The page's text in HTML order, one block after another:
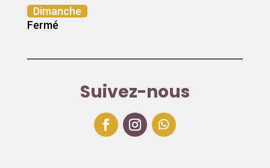
Dimanche
Fermé
Suivez-nous